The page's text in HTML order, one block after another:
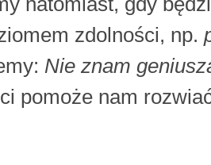
zdolności, np.
Nie znam
pomoże nam